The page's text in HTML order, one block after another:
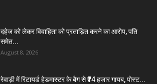
दहेज को लेकर विवाहिता को प्रताड़ित करने का आरोप, पति
समेत...
August 8, 2026
रेवाड़ी में रिटायर्ड हेडमास्टर के बैग से ₹74 हजार गायब, पोस्ट...